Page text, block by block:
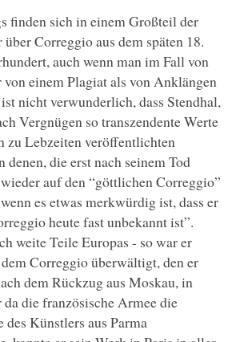
finden sich in einem Großteil der
Correggio aus dem späten 18.
auch wenn man im Fall von
einem Plagiat als von Anklängen
nicht verwunderlich, dass Stendhal,
Vergnügen so transzendente Werte
zu Lebzeiten veröffentlichten
denen, die erst nach seinem Tod
auf den “göttlichen Correggio”
es etwas merkwürdig ist, dass er
heute fast unbekannt ist”.
weite Teile Europas - so war er
Correggio überwältigt, den er
dem Rückzug aus Moskau, in
da die französische Armee die
des Künstlers aus Parma